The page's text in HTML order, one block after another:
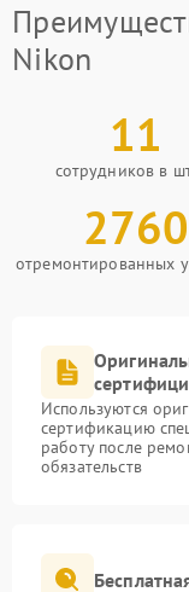
Nikon
11
сотрудников в
2760
отремонтированных
Используются
сертификацию
работу после
обязательств